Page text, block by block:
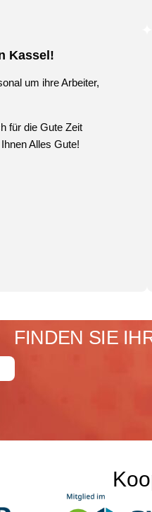
Kassel!
um ihre Arbeiter,
für die Gute Zeit
Alles Gute!
FINDEN SIE